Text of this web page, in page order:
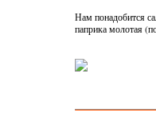
Нам понадобится
паприка молотая